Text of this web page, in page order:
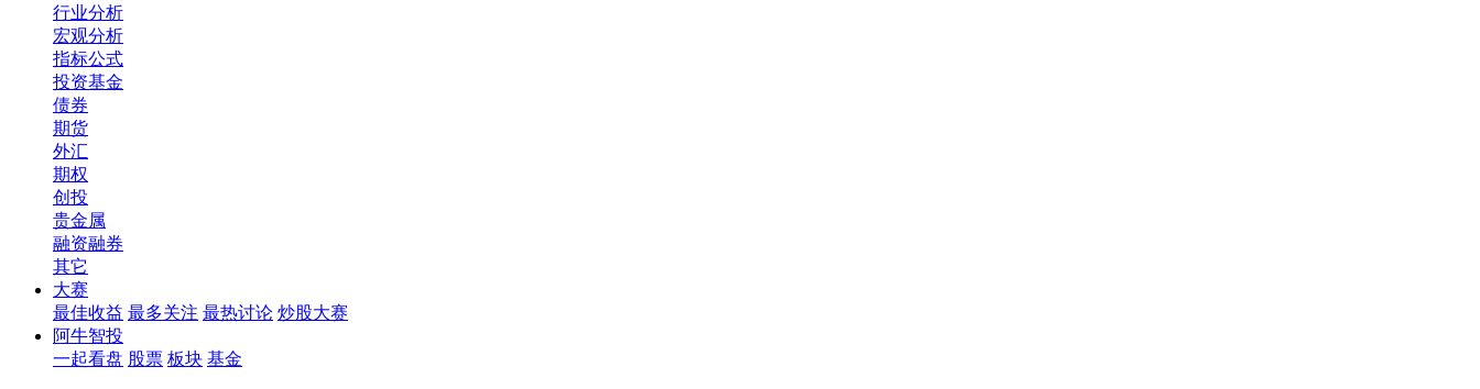
行业分析
宏观分析
指标公式
投资基金
债券
期货
外汇
期权
创投
贵金属
融资融券
其它
大赛
最佳收益 最多关注 最热讨论 炒股大赛
阿牛智投
一起看盘 股票 板块 基金